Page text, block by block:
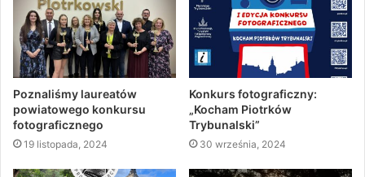
Poznaliśmy laureatów
powiatowego konkursu
fotograficznego
19 listopada, 2024
Konkurs fotograficzny:
„Kocham Piotrków
Trybunalski”
30 września, 2024